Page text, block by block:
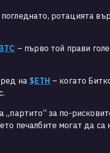
ротацията
– първо той прави
на $ETH – когато
„партито“ за по-
печалбите могат да са